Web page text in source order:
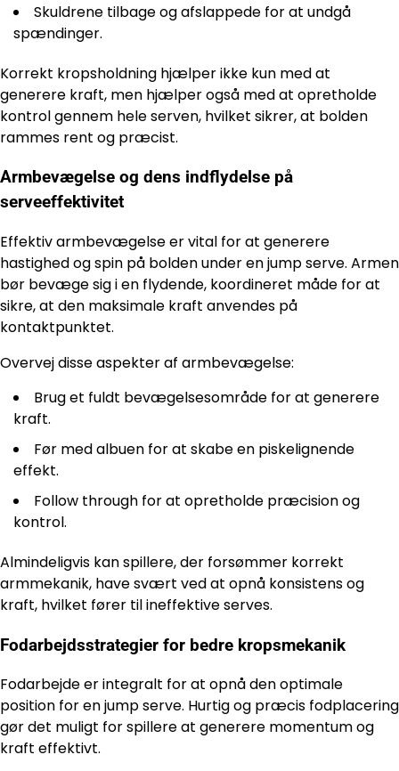
Skuldrene tilbage og afslappede for at undgå
spændinger.
Korrekt kropsholdning hjælper ikke kun med at
generere kraft, men hjælper også med at opretholde
kontrol gennem hele serven, hvilket sikrer, at bolden
rammes rent og præcist.
Armbevægelse og dens indflydelse på
serveeffektivitet
Effektiv armbevægelse er vital for at generere
hastighed og spin på bolden under en jump serve. Armen
bør bevæge sig i en flydende, koordineret måde for at
sikre, at den maksimale kraft anvendes på
kontaktpunktet.
Overvej disse aspekter af armbevægelse:
Brug et fuldt bevægelsesområde for at generere
kraft.
Før med albuen for at skabe en piskelignende
effekt.
Follow through for at opretholde præcision og
kontrol.
Almindeligvis kan spillere, der forsømmer korrekt
armmekanik, have svært ved at opnå konsistens og
kraft, hvilket fører til ineffektive serves.
Fodarbejdsstrategier for bedre kropsmekanik
Fodarbejde er integralt for at opnå den optimale
position for en jump serve. Hurtig og præcis fodplacering
gør det muligt for spillere at generere momentum og
kraft effektivt.